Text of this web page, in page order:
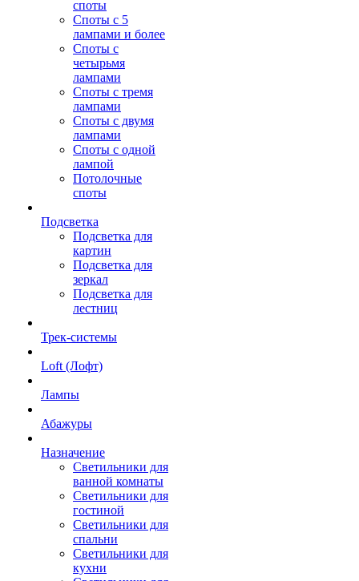
споты
Споты с 5
лампами и более
Споты с
четырьмя
лампами
Споты с тремя
лампами
Споты с двумя
лампами
Споты с одной
лампой
Потолочные
споты
Подсветка
Подсветка для
картин
Подсветка для
зеркал
Подсветка для
лестниц
Трек-системы
Loft (Лофт)
Лампы
Абажуры
Назначение
Светильники для
ванной комнаты
Светильники для
гостиной
Светильники для
спальни
Светильники для
кухни